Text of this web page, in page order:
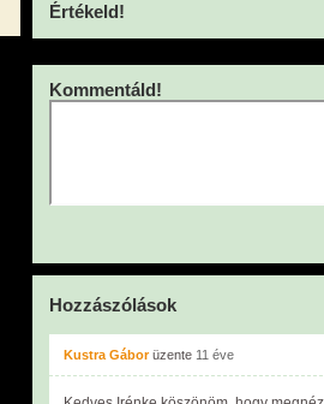
Értékeld!
Kommentáld!
Hozzászólások
Kustra Gáborüzente 11 éve